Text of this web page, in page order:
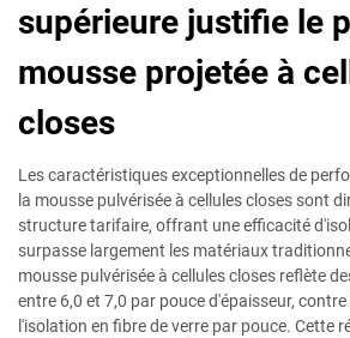
supérieure justifie le
mousse projetée à
closes
Les caractéristiques exceptionnelles de
la mousse pulvérisée à cellules closes sont
structure tarifaire, offrant une efficacité
surpasse largement les matériaux
mousse pulvérisée à cellules closes reflète
entre 6,0 et 7,0 par pouce d'épaisseur,
l'isolation en fibre de verre par pouce. Cette